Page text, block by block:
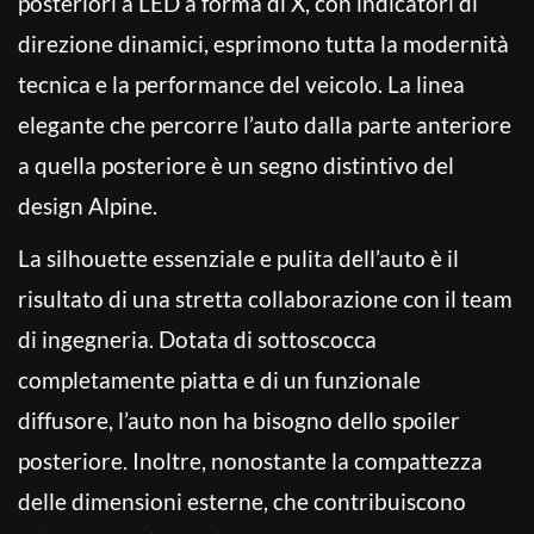
direzione dinamici, esprimono tutta la modernità
tecnica e la performance del veicolo. La linea
elegante che percorre l’auto dalla parte anteriore
a quella posteriore è un segno distintivo del
design Alpine.
La silhouette essenziale e pulita dell’auto è il
risultato di una stretta collaborazione con il team
di ingegneria. Dotata di sottoscocca
completamente piatta e di un funzionale
diffusore, l’auto non ha bisogno dello spoiler
posteriore. Inoltre, nonostante la compattezza
delle dimensioni esterne, che contribuiscono